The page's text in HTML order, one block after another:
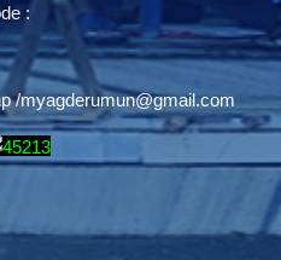
:
/myagderumun@gmail.com